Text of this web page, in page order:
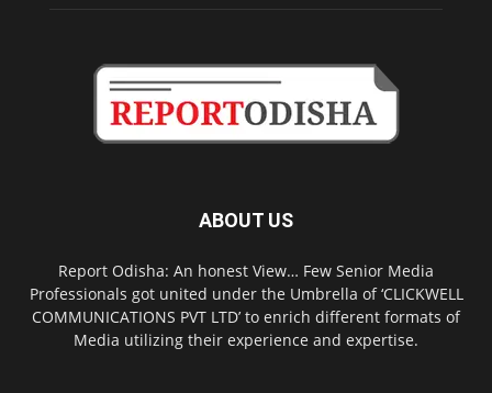
ABOUT US
Report Odisha: An honest View… Few Senior Media
Professionals got united under the Umbrella of ‘CLICKWELL
COMMUNICATIONS PVT LTD’ to enrich different formats of
Media utilizing their experience and expertise.